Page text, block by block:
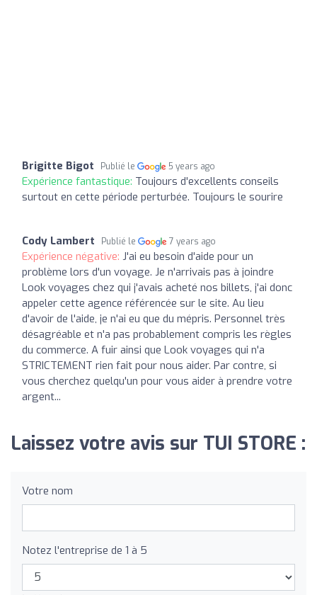
Brigitte Bigot Publié le 5 years ago
Expérience fantastique: Toujours d'excellents conseils
surtout en cette période perturbée. Toujours le sourire
Cody Lambert Publié le 7 years ago
Expérience négative: J'ai eu besoin d'aide pour un
problème lors d'un voyage. Je n'arrivais pas à joindre
Look voyages chez qui j'avais acheté nos billets, j'ai donc
appeler cette agence référencée sur le site. Au lieu
d'avoir de l'aide, je n'ai eu que du mépris. Personnel très
désagréable et n'a pas probablement compris les règles
du commerce. A fuir ainsi que Look voyages qui n'a
STRICTEMENT rien fait pour nous aider. Par contre, si
vous cherchez quelqu'un pour vous aider à prendre votre
argent...
Laissez votre avis sur TUI STORE :
Votre nom
Notez l'entreprise de 1 à 5